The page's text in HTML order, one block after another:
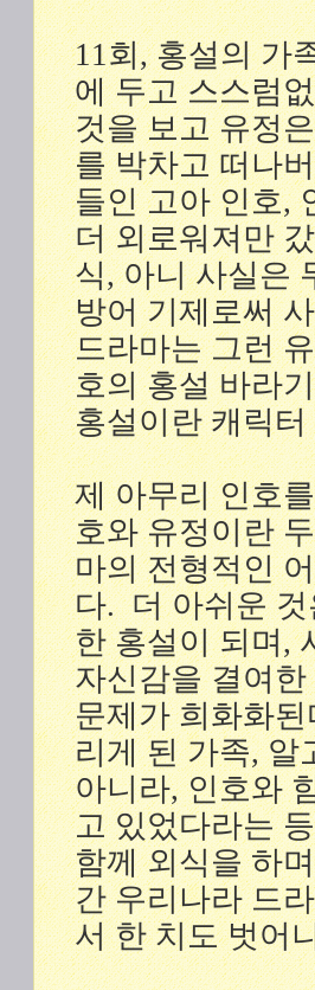
11회, 홍설의 가
에 두고 스스럼
것을 보고 유정
를 박차고 떠나
들인 고아 인호,
더 외로워져만
식, 아니 사실은
방어 기제로써
드라마는 그런
호의 홍설 바라
홍설이란 캐릭
제 아무리 인호
호와 유정이란
마의 전형적인
다. 더 아쉬운 것
한 홍설이 되며,
자신감을 결여
문제가 희화화
리게 된 가족, 알
아니라, 인호와
고 있었다라는
함께 외식을 하
간 우리나라 드
서 한 치도 벗어